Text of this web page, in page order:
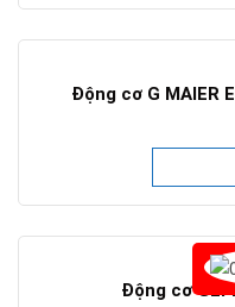
Động cơ G MAIER
Động cơ